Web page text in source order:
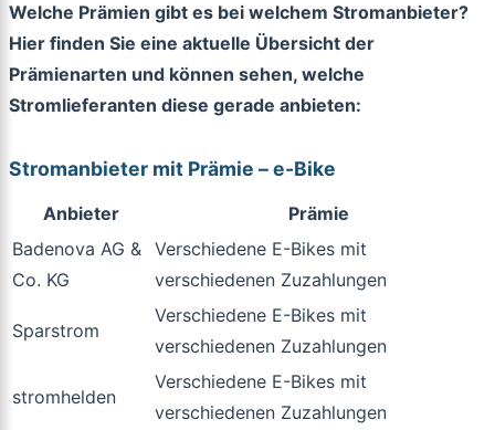
Welche Prämien gibt es bei welchem Stromanbieter?
Hier finden Sie eine aktuelle Übersicht der
Prämienarten und können sehen, welche
Stromlieferanten diese gerade anbieten:
Stromanbieter mit Prämie – e-Bike
Anbieter
Prämie
Badenova AG &
Co. KG
Verschiedene E-Bikes mit
verschiedenen Zuzahlungen
Sparstrom
Verschiedene E-Bikes mit
verschiedenen Zuzahlungen
stromhelden
Verschiedene E-Bikes mit
verschiedenen Zuzahlungen